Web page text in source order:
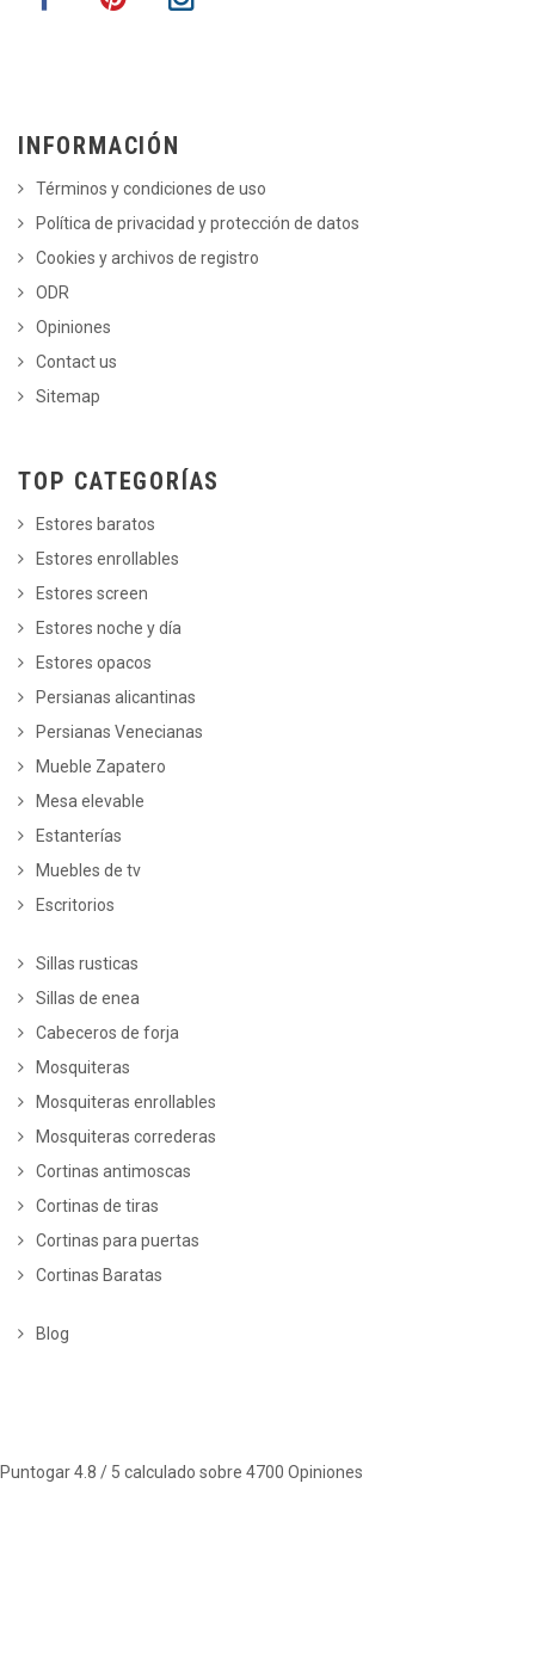
INFORMACIÓN
Términos y condiciones de uso
Política de privacidad y protección de datos
Cookies y archivos de registro
ODR
Opiniones
Contact us
Sitemap
TOP CATEGORÍAS
Estores baratos
Estores enrollables
Estores screen
Estores noche y día
Estores opacos
Persianas alicantinas
Persianas Venecianas
Mueble Zapatero
Mesa elevable
Estanterías
Muebles de tv
Escritorios
Sillas rusticas
Sillas de enea
Cabeceros de forja
Mosquiteras
Mosquiteras enrollables
Mosquiteras correderas
Cortinas antimoscas
Cortinas de tiras
Cortinas para puertas
Cortinas Baratas
Blog
Puntogar4.8 / 5 calculado sobre 4700 Opiniones